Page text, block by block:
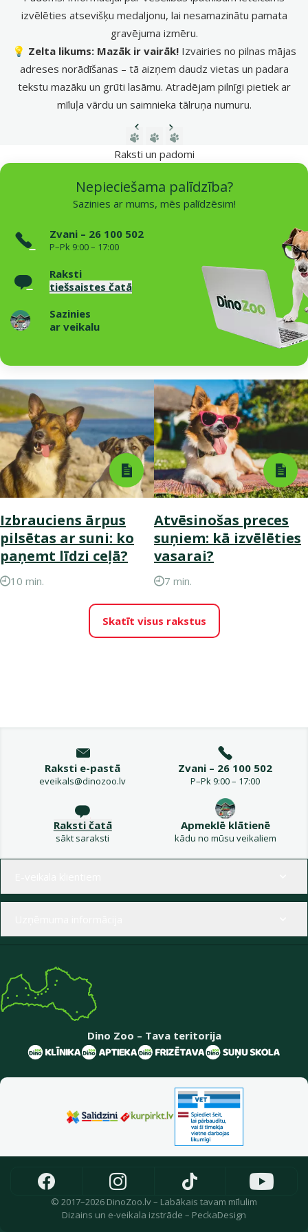
izvēlēties atsevišķu medaljonu, lai nesamazinātu pamata
gravējuma izmēru.
💡 Zelta likums: Mazāk ir vairāk!Izvairies no pilnas mājas
adreses norādīšanas – tā aizņem daudz vietas un padara
tekstu mazāku un grūti lasāmu. Atradējam pilnīgi pietiek ar
mīluļa vārdu un saimnieka tālruņa numuru.
Iepriekšējā lapa
Nākamā lapa
Raksti un padomi
Nepieciešama palīdzība?
Sazinies ar mums, mēs palīdzēsim!
Zvani – 26 100 502
P–Pk 9:00 – 17:00
Raksti
tiešsaistes čatā
Sazinies
ar veikalu
Izbrauciens ārpus
pilsētas ar suni: ko
paņemt līdzi ceļā?
10 min.
Atvēsinošas preces
suņiem: kā izvēlēties
vasarai?
7 min.
Skatīt visus rakstus
Raksti e-pastā
eveikals@dinozoo.lv
Zvani – 26 100 502
P–Pk 9:00 – 17:00
Raksti čatā
sākt saraksti
Apmeklē klātienē
kādu no mūsu veikaliem
Dino Zoo – Tava teritorija
© 2017–2026 DinoZoo.lv – Labākais tavam mīlulim
Dizains un e-veikala izstrāde – PeckaDesign